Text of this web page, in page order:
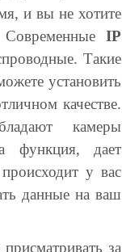
и вы не хотите
IP
Такие
установить
качестве.
камеры
функция, дает
у вас
данные на ваш
за